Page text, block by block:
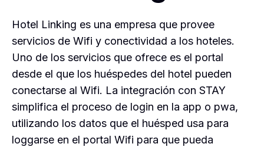
Hotel Linking es una empresa que provee
servicios de Wifi y conectividad a los hoteles.
Uno de los servicios que ofrece es el portal
desde el que los huéspedes del hotel pueden
conectarse al Wifi. La integración con STAY
simplifica el proceso de login en la app o pwa,
utilizando los datos que el huésped usa para
loggarse en el portal Wifi para que pueda